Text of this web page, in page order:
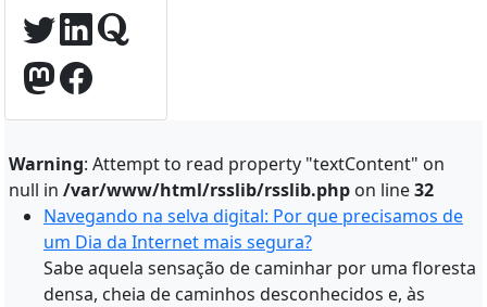
Warning: Attempt to read property "textContent" on
null in /var/www/html/rsslib/rsslib.php on line32
Navegando na selva digital: Por que precisamos de
um Dia da Internet mais segura?
Sabe aquela sensação de caminhar por uma floresta
densa, cheia de caminhos desconhecidos e, às